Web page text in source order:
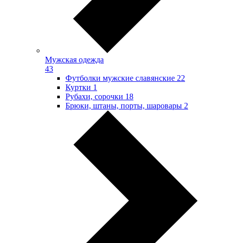
Мужская одежда
43
Футболки мужские славянские 22
Куртки 1
Рубахи, сорочки 18
Брюки, штаны, порты, шаровары 2